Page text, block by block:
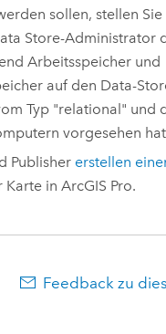
sollen, stellen Sie
Store-Administrator
Arbeitsspeicher und
auf den Data-
Typ "relational" und
vorgesehen
Publisher erstellen
Karte inArcGIS Pro.
Feedback zu